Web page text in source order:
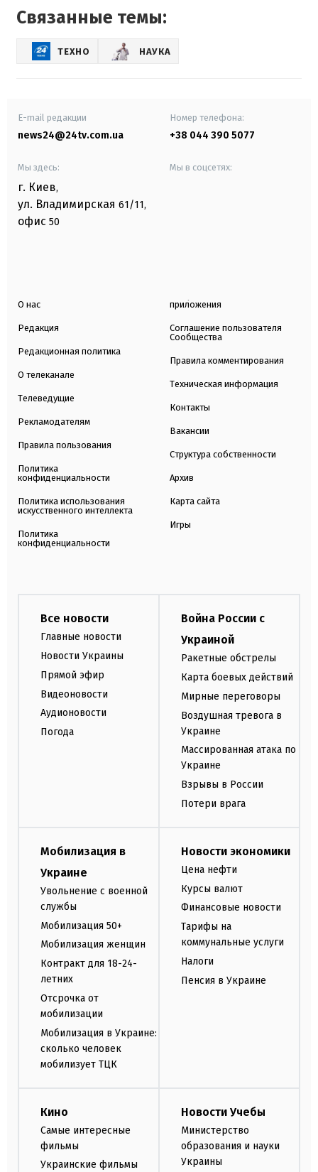
Связанные темы:
ТЕХНО НАУКА
E-mail редакции
news24@24tv.com.ua
Номер телефона:
+38 044 390 5077
Мы здесь:
г. Киев,
ул. Владимирская 61/11,
офис 50
Мы в соцсетях:
О нас
Редакция
Редакционная политика
О телеканале
Телеведущие
Рекламодателям
Правила пользования
Политика
конфиденциальности
Политика использования
искусственного интеллекта
Политика
конфиденциальности
приложения
Соглашение пользователя
Сообщества
Правила комментирования
Техническая информация
Контакты
Вакансии
Структура собственности
Архив
Карта сайта
Игры
Все новости
Главные новости
Новости Украины
Прямой эфир
Видеоновости
Аудионовости
Погода
Война России с
Украиной
Ракетные обстрелы
Карта боевых действий
Мирные переговоры
Воздушная тревога в
Украине
Массированная атака по
Украине
Взрывы в России
Потери врага
Мобилизация в
Украине
Увольнение с военной
службы
Мобилизация 50+
Мобилизация женщин
Контракт для 18-24-
летних
Отсрочка от
мобилизации
Мобилизация в Украине:
сколько человек
мобилизует ТЦК
Новости экономики
Цена нефти
Курсы валют
Финансовые новости
Тарифы на
коммунальные услуги
Налоги
Пенсия в Украине
Кино
Самые интересные
фильмы
Украинские фильмы
Новости Учебы
Министерство
образования и науки
Украины